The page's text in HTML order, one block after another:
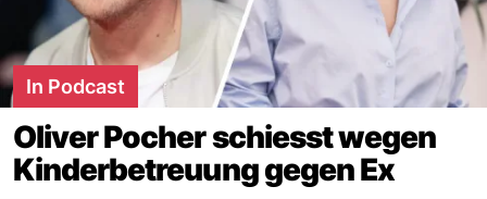
In Podcast
Oliver Pocher schiesst wegen
Kinderbetreuung gegen Ex